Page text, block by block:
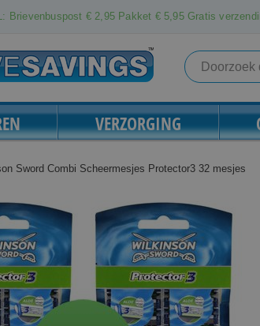
Brievenbuspost € 2,95 Pakket € 5,95 Gratis
Search
VERZORGING
Sword Combi Scheermesjes Protector3 32 mesjes